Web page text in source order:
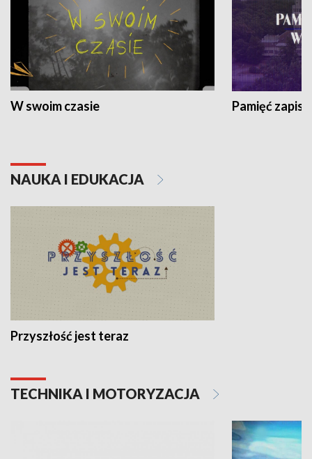
W swoim czasie Pamięć
NAUKA I EDUKACJA
Przyszłość jest teraz
TECHNIKA I MOTORYZACJA